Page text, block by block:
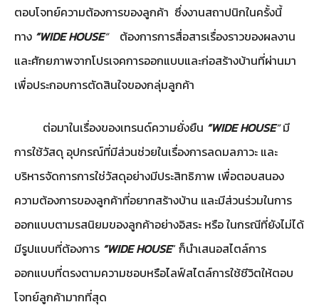
ตอบโจทย์ความต้องการของลูกค้า ซึ่งงานสถาปนิกในครั้งนี้
ทาง “WIDE HOUSE” ต้องการการสื่อสารเรื่องราวของผลงาน
และศักยภาพจากโปรเจคการออกแบบและก่อสร้างบ้านที่ผ่านมา
เพื่อประกอบการตัดสินใจของกลุ่มลูกค้า
ต่อมาในเรื่องของเทรนด์ความยั่งยืน “WIDE HOUSE”มี
การใช้วัสดุ อุปกรณ์ที่มีส่วนช่วยในเรื่องการลดมลภาวะ และ
บริหารจัดการการใช่วัสดุอย่างมีประสิทธิภาพ เพื่อตอบสนอง
ความต้องการของลูกค้าที่อยากสร้างบ้าน และมีส่วนร่วมในการ
ออกแบบตามรสนิยมของลูกค้าอย่างอิสระ หรือ ในกรณีที่ยังไม่ได้
มีรูปแบบที่ต้องการ “WIDE HOUSE” ก็นำเสนอสไตล์การ
ออกแบบที่ตรงตามความชอบหรือไลฟ์สไตล์การใช้ชีวิตให้ตอบ
โจทย์ลูกค้ามากที่สุด